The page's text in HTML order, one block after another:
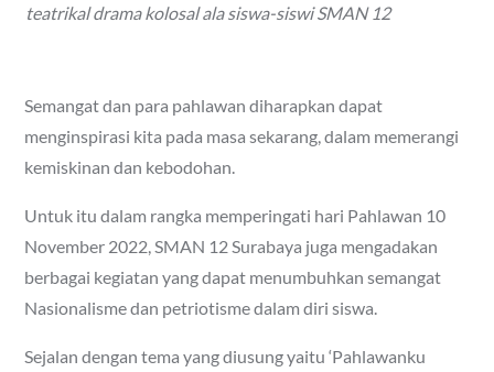
teatrikal drama kolosal ala siswa-siswi SMAN 12
Semangat dan para pahlawan diharapkan dapat
menginspirasi kita pada masa sekarang, dalam memerangi
kemiskinan dan kebodohan.
Untuk itu dalam rangka memperingati hari Pahlawan 10
November 2022, SMAN 12 Surabaya juga mengadakan
berbagai kegiatan yang dapat menumbuhkan semangat
Nasionalisme dan petriotisme dalam diri siswa.
Sejalan dengan tema yang diusung yaitu ‘Pahlawanku